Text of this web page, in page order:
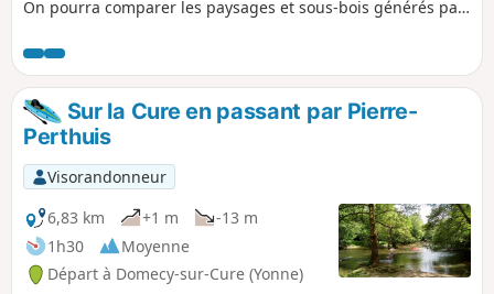
On pourra comparer les paysages et sous-bois générés par
retour, en particulier sur Vézelay. Traversée du joli hameau
d'Athée.Très intéressant en VTT, avec belles descentes,
quelques bonnes montées et des passages techniques.
Sur la Cure en passant par Pierre-
Perthuis
Visorandonneur
6,83 km
+1 m
-13 m
1h30
Moyenne
Départ à Domecy-sur-Cure (Yonne)